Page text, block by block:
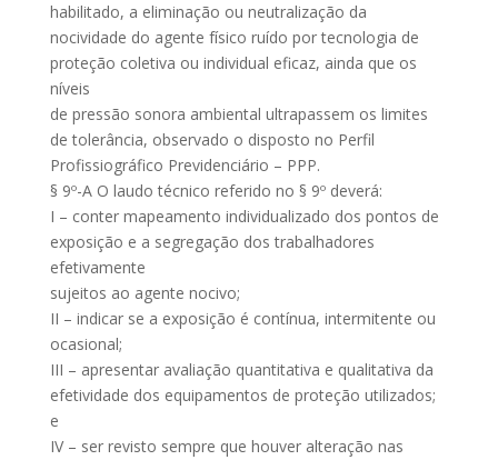
habilitado, a eliminação ou neutralização da
nocividade do agente físico ruído por tecnologia de
proteção coletiva ou individual eficaz, ainda que os
níveis
de pressão sonora ambiental ultrapassem os limites
de tolerância, observado o disposto no Perfil
Profissiográfico Previdenciário – PPP.
§ 9º-A O laudo técnico referido no § 9º deverá:
I – conter mapeamento individualizado dos pontos de
exposição e a segregação dos trabalhadores
efetivamente
sujeitos ao agente nocivo;
II – indicar se a exposição é contínua, intermitente ou
ocasional;
III – apresentar avaliação quantitativa e qualitativa da
efetividade dos equipamentos de proteção utilizados;
e
IV – ser revisto sempre que houver alteração nas